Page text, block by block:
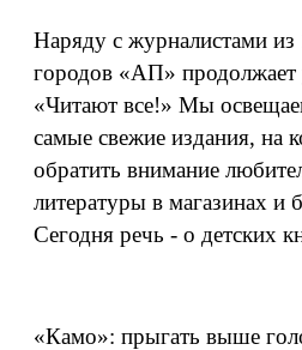
Наряду с журналистами из
городов «АП» продолжает
«Читают все!» Мы
самые свежие издания, на
обратить внимание
литературы в магазинах и
Сегодня речь - о детских
«Камо»: прыгать выше